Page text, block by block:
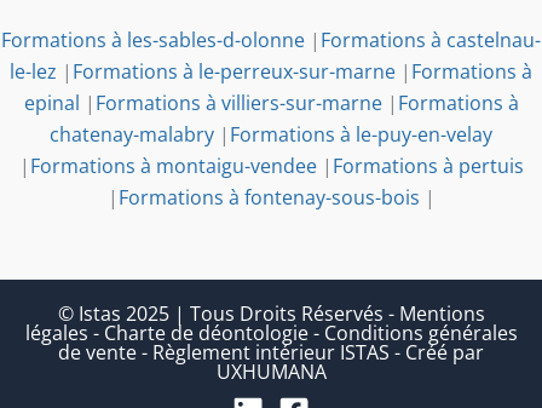
Formations à les-sables-d-olonne | Formations à castelnau-
le-lez | Formations à le-perreux-sur-marne | Formations à
epinal | Formations à villiers-sur-marne| Formations à
chatenay-malabry | Formations à le-puy-en-velay
| Formations à montaigu-vendee| Formations à pertuis
| Formations à fontenay-sous-bois |
© Istas 2025 | Tous Droits Réservés - Mentions
légales - Charte de déontologie- Conditions générales
de vente- Règlement intérieur ISTAS - Créé par
UXHUMANA